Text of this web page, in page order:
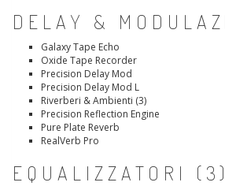
DELAY &
Galaxy Tape Echo
Oxide Tape Recorder
Precision Delay Mod
Precision Delay Mod L
Riverberi & Ambienti (3)
Precision Reflection Engine
Pure Plate Reverb
RealVerb Pro
EQUALIZZATORI (3)